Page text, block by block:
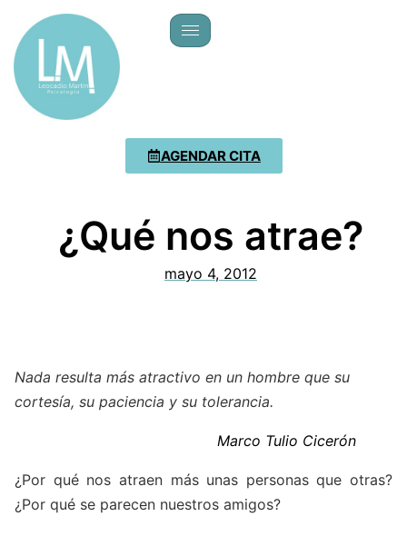
AGENDAR CITA
¿Qué nos atrae?
mayo 4, 2012
Nada resulta más atractivo en un hombre que su
cortesía, su paciencia y su tolerancia.
Marco Tulio Cicerón
¿Por qué nos atraen más unas personas que otras?
¿Por qué se parecen nuestros amigos?